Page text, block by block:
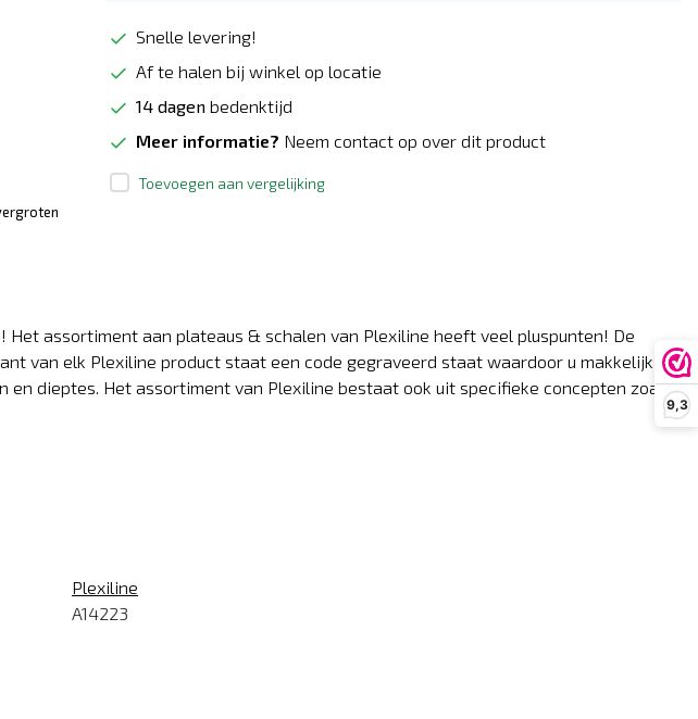
9,3
Snelle levering!
Af te halen bij winkel op locatie
14 dagen bedenktijd
Meer informatie? Neem contact op over dit product
Toevoegen aan vergelijking
assortiment aan plateaus & schalen van Plexiline heeft veel pluspunten! De
van elk Plexiline product staat een code gegraveerd staat waardoor u makkelijk de
dieptes. Het assortiment van Plexiline bestaat ook uit specifieke concepten zoals
Plexiline
A14223